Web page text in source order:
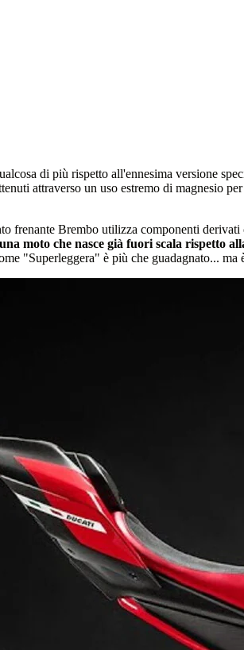
di più rispetto all'ennesima versione
attraverso un uso estremo di magnesio
frenante Brembo utilizza componenti
moto che nasce già fuori scala rispetto
"Superleggera" è più che guadagnato... ma